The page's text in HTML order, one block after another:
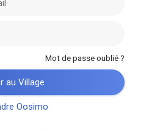
Mot de passe oublié ?
au Village
Oosimo